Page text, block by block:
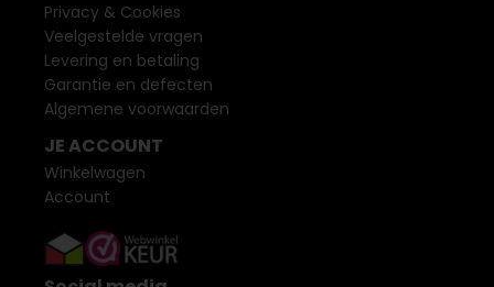
Privacy & Cookies
Veelgestelde vragen
Levering en betaling
Garantie en defecten
Algemene voorwaarden
JE ACCOUNT
Winkelwagen
Account